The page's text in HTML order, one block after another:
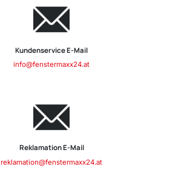
Kundenservice E-Mail
info@fenstermaxx24.at
Reklamation E-Mail
reklamation@fenstermaxx24.at